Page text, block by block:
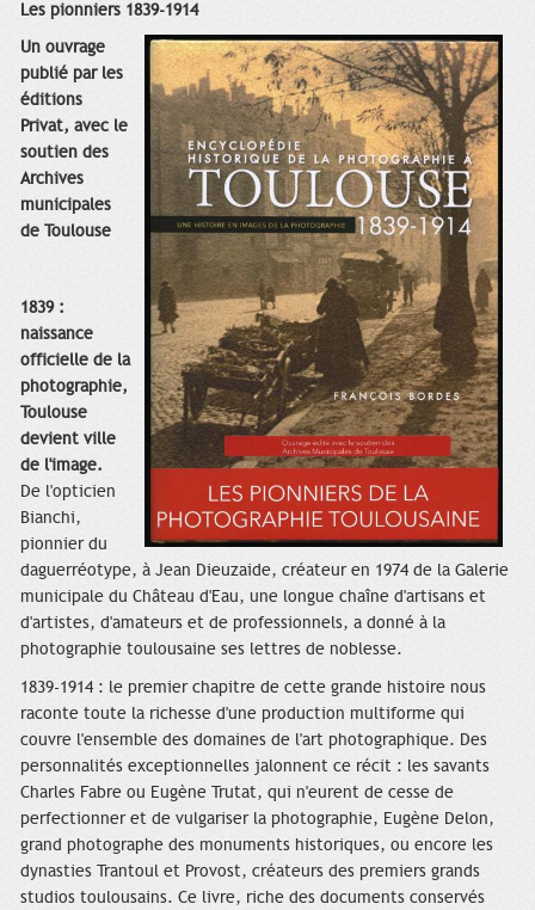
Les pionniers 1839-1914
Un ouvrage
publié par les
éditions
Privat, avec le
soutien des
Archives
municipales
de Toulouse
1839 :
naissance
officielle de la
photographie,
Toulouse
devient ville
de l'image.
De l'opticien
Bianchi,
pionnier du
daguerréotype, à Jean Dieuzaide, créateur en 1974 de la Galerie
municipale du Château d'Eau, une longue chaîne d'artisans et
d'artistes, d'amateurs et de professionnels, a donné à la
photographie toulousaine ses lettres de noblesse.
1839-1914 : le premier chapitre de cette grande histoire nous
raconte toute la richesse d'une production multiforme qui
couvre l'ensemble des domaines de l'art photographique. Des
personnalités exceptionnelles jalonnent ce récit : les savants
Charles Fabre ou Eugène Trutat, qui n'eurent de cesse de
perfectionner et de vulgariser la photographie, Eugène Delon,
grand photographe des monuments historiques, ou encore les
dynasties Trantoul et Provost, créateurs des premiers grands
studios toulousains. Ce livre, riche des documents conservés